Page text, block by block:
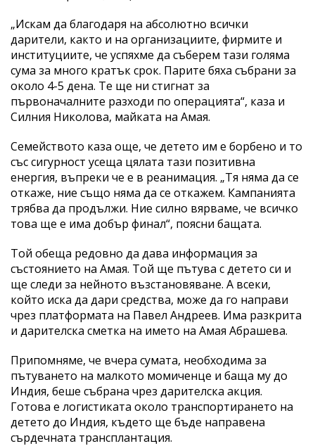
„Искам да благодаря на абсолютно всички
дарители, както и на организациите, фирмите и
институциите, че успяхме да съберем тази голяма
сума за много кратък срок. Парите бяха събрани за
около 4-5 дена. Те ще ни стигнат за
първоначалните разходи по операцията“, каза и
Силния Николова, майката на Амая.
Семейството каза още, че детето им е борбено и то
със сигурност усеща цялата тази позитивна
енергия, въпреки че е в реанимация. „Тя няма да се
откаже, ние също няма да се откажем. Кампанията
трябва да продължи. Ние силно вярваме, че всичко
това ще е има добър финал“, поясни бащата.
Той обеща редовно да дава информация за
състоянието на Амая. Той ще пътува с детето си и
ще следи за нейното възстановяване. А всеки,
който иска да дари средства, може да го направи
чрез платформата на Павел Андреев. Има разкрита
и дарителска сметка на името на Амая Абрашева.
Припомняме, че вчера сумата, необходима за
пътуването на малкото момиченце и баща му до
Индия, беше събрана чрез дарителска акция.
Готова е логистиката около транспортирането на
детето до Индия, където ще бъде направена
сърдечната трансплантация.